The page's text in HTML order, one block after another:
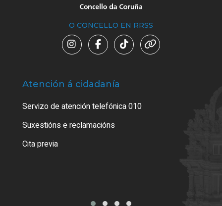
O CONCELLO EN RRSS
Atención á cidadanía
Servizo de atención telefónica 010
Suxestións e reclamacións
Cita previa